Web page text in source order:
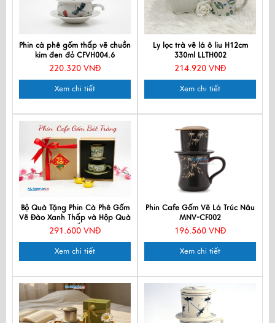
Phin cà phê gốm thấp vẽ chuồn
kim đen đỏ CFVH004.6
220.320 VNĐ
Xem chi tiết
Ly lọc trà vẽ lá ô liu H12cm
330ml LLTH002
214.920 VNĐ
Xem chi tiết
Bộ Quà Tặng Phin Cà Phê Gốm
Vẽ Đào Xanh Thấp và Hộp Quà
Tặng Cao Cấp CBMNV-
291.600 VNĐ
Xem chi tiết
Phin Cafe Gốm Vẽ Lá Trúc Nâu
MNV-CF002
196.560 VNĐ
Xem chi tiết